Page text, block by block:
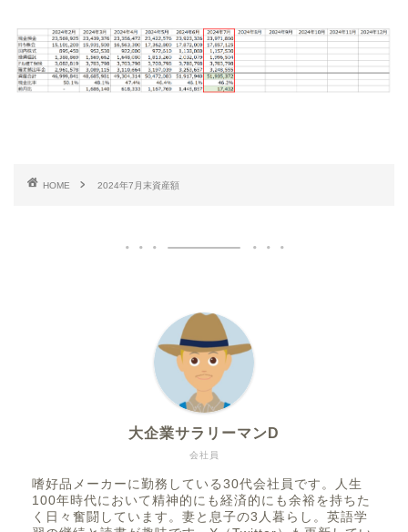
HOME 2024年7月末資産額
会社員
大企業サラリーマンD
嗜好品メーカーに勤務している30代会社員です。人生
100年時代において精神的にも経済的にも余裕を持ちた
く日々奮闘しています。妻と息子の3人暮らし。英語学